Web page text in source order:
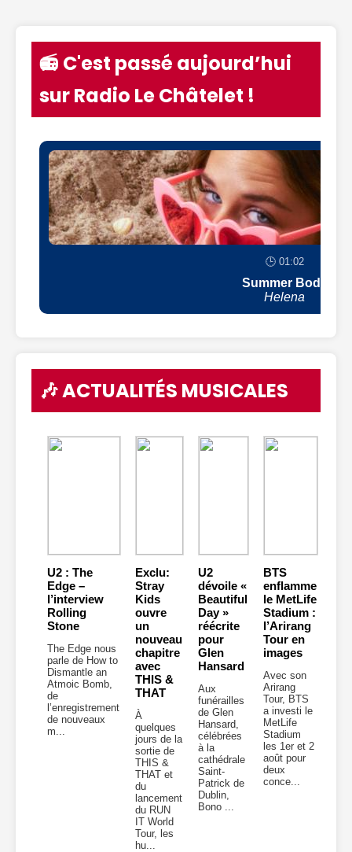
📻 C'est passé aujourd’hui
sur Radio Le Châtelet !
🕒 01:02
Summer Body
Helena
🎶 ACTUALITÉS MUSICALES
U2 : The
Edge –
l’interview
Rolling
Stone
The Edge nous
parle de How to
Dismantle an
Atmoic Bomb,
de
l’enregistrement
de nouveaux
m...
Exclu:
Stray
Kids
ouvre
un
nouveau
chapitre
avec
THIS &
THAT
À
quelques
jours de la
sortie de
THIS &
THAT et
du
lancement
du RUN
IT World
Tour, les
hu...
U2
dévoile «
Beautiful
Day »
réécrite
pour
Glen
Hansard
Aux
funérailles
de Glen
Hansard,
célébrées
à la
cathédrale
Saint-
Patrick de
Dublin,
Bono ...
BTS
enflamme
le MetLife
Stadium :
l’Arirang
Tour en
images
Avec son
Arirang
Tour, BTS
a investi le
MetLife
Stadium
les 1er et 2
août pour
deux
conce...